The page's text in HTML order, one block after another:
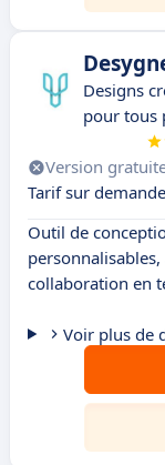
Designs
pour tous
Version
Tarif sur demande
Outil de
collaboration en
Voir plus de